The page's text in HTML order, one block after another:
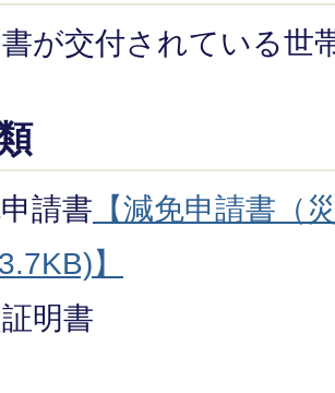
が交付されている世
請書 【減免申請書（
】
明書